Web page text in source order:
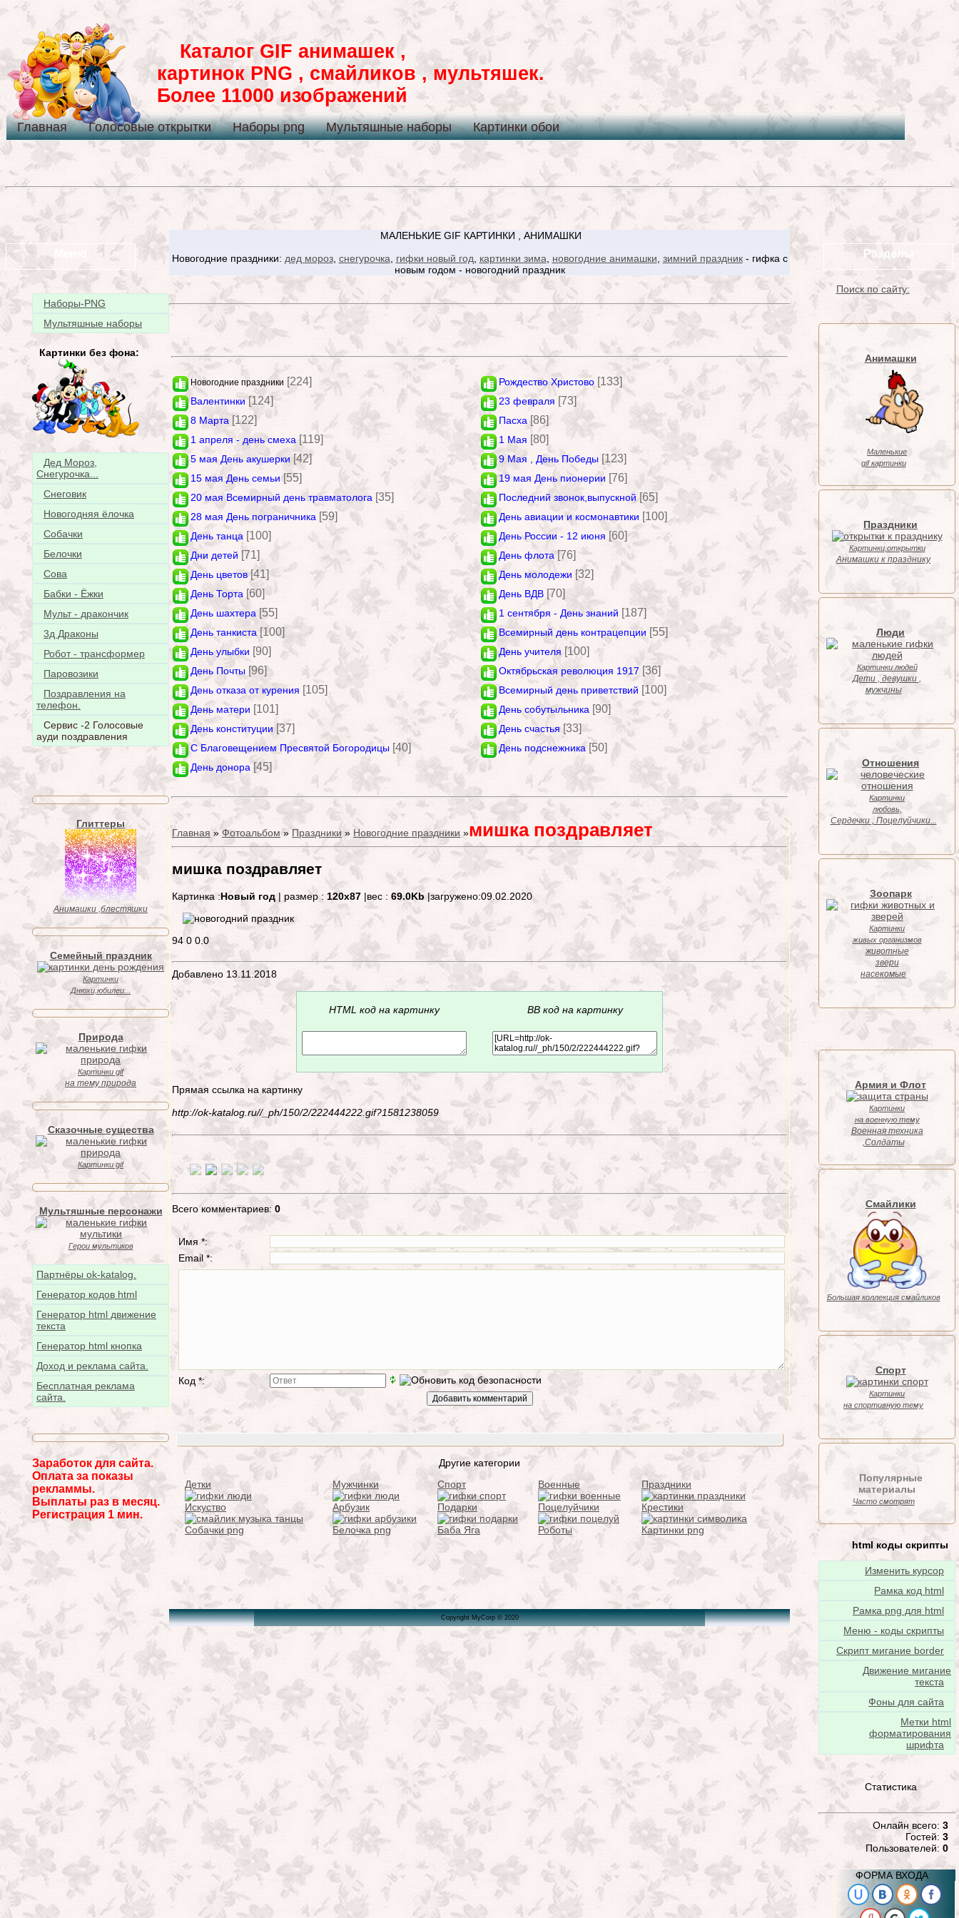
Каталог GIF анимашек ,
картинок PNG , смайликов , мультяшек.
Более 11000 изображений
Главная Голосовые открытки Наборы png Мультяшные наборы Картинки обои
Наборы-PNG
Мультяшные наборы
Картинки без фона:
Дед Мороз,
Снегурочка...
Снеговик
Новогодняя ёлочка
Собачки
Белочки
Сова
Бабки - Ёжки
Мульт - дракончик
3д Драконы
Робот - трансформер
Паровозики
Поздравления на
телефон.
Сервис -2 Голосовые
ауди поздравления
Глиттеры
Анимашки ,блестяшки
Семейный праздник
Картинки
Днюхи,юбилеи...
Природа
Картинки gif
на тему природа
Сказочные существа
Картинки gif
Мультяшные персонажи
Герои мультиков
Партнёры ok-katalog.
Генератор кодов html
Генератор html движение
текста
Генератор html кнопка
Доход и реклама сайта.
Бесплатная реклама
сайта.
Заработок для сайта.
Оплата за показы
рекламмы.
Выплаты раз в месяц.
Регистрация 1 мин.
МАЛЕНЬКИЕ GIF КАРТИНКИ , АНИМАШКИ
Новогодние праздники: дед мороз, снегурочка гифки новый год картинки зима новогодние анимашки зимний праздник- гифка с
новым годом - новогодний праздник
Новогодние праздники [224] Рождество Христово [133]
Валентинки [124] 23 февраля [73]
8 Марта [122] Пасха [86]
1 апреля - день смеха [119] 1 Мая [80]
5 мая День акушерки [42] 9 Мая , День Победы [123]
15 мая День семьи [55] 19 мая День пионерии [76]
20 мая Всемирный день травматолога [35] Последний звонок,выпускной [65]
28 мая День пограничника [59] День авиации и космонавтики [100]
День танца [100] День России - 12 июня [60]
Дни детей [71] День флота [76]
День цветов [41] День молодежи [32]
День Торта [60] День ВДВ [70]
День шахтера [55] 1 сентября - День знаний [187]
День танкиста [100] Всемирный день контрацепции [55]
День улыбки [90] День учителя [100]
День Почты [96] Октябрьская революция 1917 [36]
День отказа от курения [105] Всемирный день приветствий [100]
День матери [101] День собутыльника [90]
День конституции [37] День счастья [33]
С Благовещением Пресвятой Богородицы [40] День подснежника [50]
День донора [45]
Главная » Фотоальбом » Праздники » Новогодние праздники »мишка поздравляет
мишка поздравляет
Картинка :Новый год | размер : 120x87 |вес : 69.0Kb |загружено:09.02.2020
94 0 0.0
Добавлено 13.11.2018
HTML код на картинку BB код на картинку
Прямая ссылка на картинку
http://ok-katalog.ru//_ph/150/2/222444222.gif?1581238059
Всего комментариев: 0
Имя *:
Email *:
Код *:
Другие категории
Детки
Мужчинки Спорт Военные
Праздники
Искуство
Арбузик Подарки Поцелуйчики
Крестики
Собачки png
Белочка png Баба Яга Роботы Картинки png
Copyright MyCorp © 2020
Разделы
Поиск по сайту:
Анимашки
Маленькие
gif картинки
Праздники
Картинки,открытки
Анимашки к празднику
Люди
Картинки людей
Дети , девушки ,
мужчины
Отношения
Картинки
любовь,
Cердечки , Поцелуйчики...
Зоопарк
Картинки
живых организмов
животные
звери
насекомые
Армия и Флот
Картинки
на военную тему
Военная техника
,Солдаты
Смайлики
Большая коллекция смайликов
Спорт
Картинки
на спортивную тему
Популярные
материалы
Часто смотрят
html коды скрипты
Изменить курсор
Рамка код html
Рамка png для html
Меню - коды скрипты
Скрипт мигание border
Движение мигание
текста
Фоны для сайта
Метки html
форматирования
шрифта
Статистика
Онлайн всего: 3
Гостей: 3
Пользователей: 0
ФОРМА ВХОДА